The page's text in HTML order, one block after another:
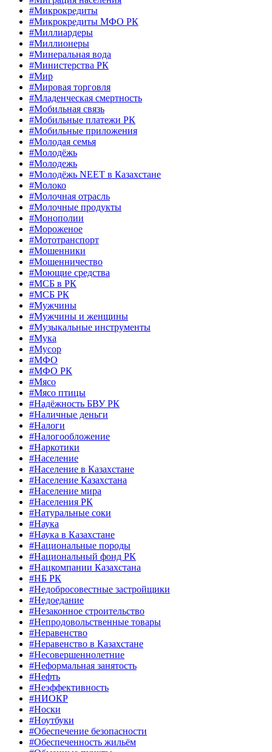
#Микрокредиты
#Микрокредиты МФО РК
#Миллиардеры
#Миллионеры
#Минеральная вода
#Министерства РК
#Мир
#Мировая торговля
#Младенческая смертность
#Мобильная связь
#Мобильные платежи РК
#Мобильные приложения
#Молодая семья
#Молодёжь
#Молодежь
#Молодёжь NEET в Казахстане
#Молоко
#Молочная отрасль
#Молочные продукты
#Монополии
#Мороженое
#Мототранспорт
#Мошенники
#Мошенничество
#Моющие средства
#МСБ в РК
#МСБ РК
#Мужчины
#Мужчины и женщины
#Музыкальные инструменты
#Мука
#Мусор
#МФО
#МФО РК
#Мясо
#Мясо птицы
#Надёжность БВУ РК
#Наличные деньги
#Налоги
#Налогообложение
#Наркотики
#Население
#Население в Казахстане
#Население Казахстана
#Население мира
#Населения РК
#Натуральные соки
#Наука
#Наука в Казахстане
#Национальные породы
#Национальный фонд РК
#Нацкомпании Казахстана
#НБ РК
#Недобросовестные застройщики
#Недоедание
#Незаконное строительство
#Непродовольственные товары
#Неравенство
#Неравенство в Казахстане
#Несовершеннолетние
#Неформальная занятость
#Нефть
#Неэффективность
#НИОКР
#Носки
#Ноутбуки
#Обеспечение безопасности
#Обеспеченность жильём